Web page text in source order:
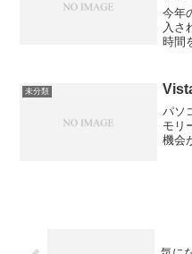
今年
入さ
時間
暴走
滅
未分類
パソ
モリ
機会